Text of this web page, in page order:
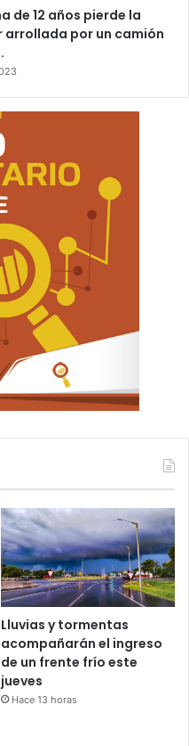
de 12 años pierde la
arrollada por un camión
Lluvias y tormentas
acompañarán el ingreso
de un frente frío este
jueves
Hace 13 horas